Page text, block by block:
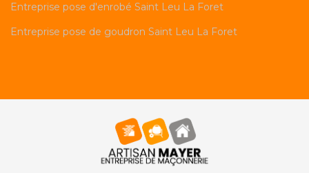
Entreprise pose d'enrobé Saint Leu La Foret
Entreprise pose de goudron Saint Leu La Foret